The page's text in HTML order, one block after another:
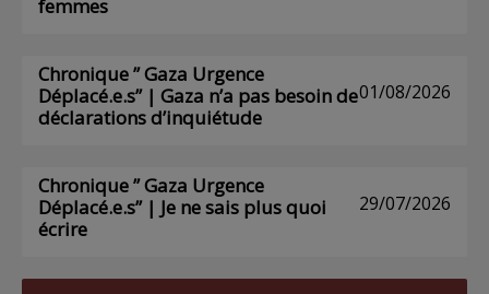
femmes
01/08/2026
Chronique ” Gaza Urgence
Déplacé.e.s” | Gaza n’a pas besoin de
déclarations d’inquiétude
29/07/2026
Chronique ” Gaza Urgence
Déplacé.e.s” | Je ne sais plus quoi
écrire